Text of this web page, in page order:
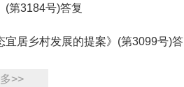
(第3184号)答复
居乡村发展的提案》(第3099号)答
>>